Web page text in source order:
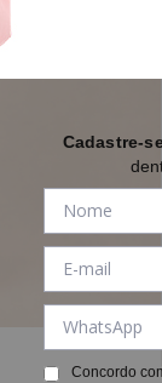
Cadastre-
Concordo